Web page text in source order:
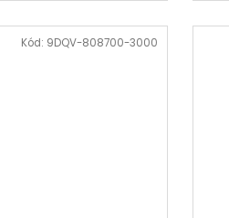
Kód: 9DQV-808700-3000